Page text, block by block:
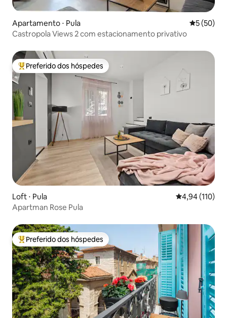
Apartamento ⋅ Pula 5 de uma
5 (50)
Castropola Views 2 com estacionamento privativo
Entre os melhores preferidos dos hóspedes
Preferido dos hóspedes
Loft ⋅ Pula 4,94 de uma
4,94 (110)
Apartman Rose Pula
Entre os melhores preferidos dos hóspedes
Preferido dos hóspedes